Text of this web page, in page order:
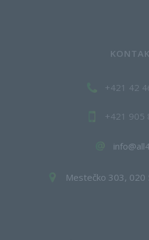
+421 42
+421 905
Mestečko 303, 020